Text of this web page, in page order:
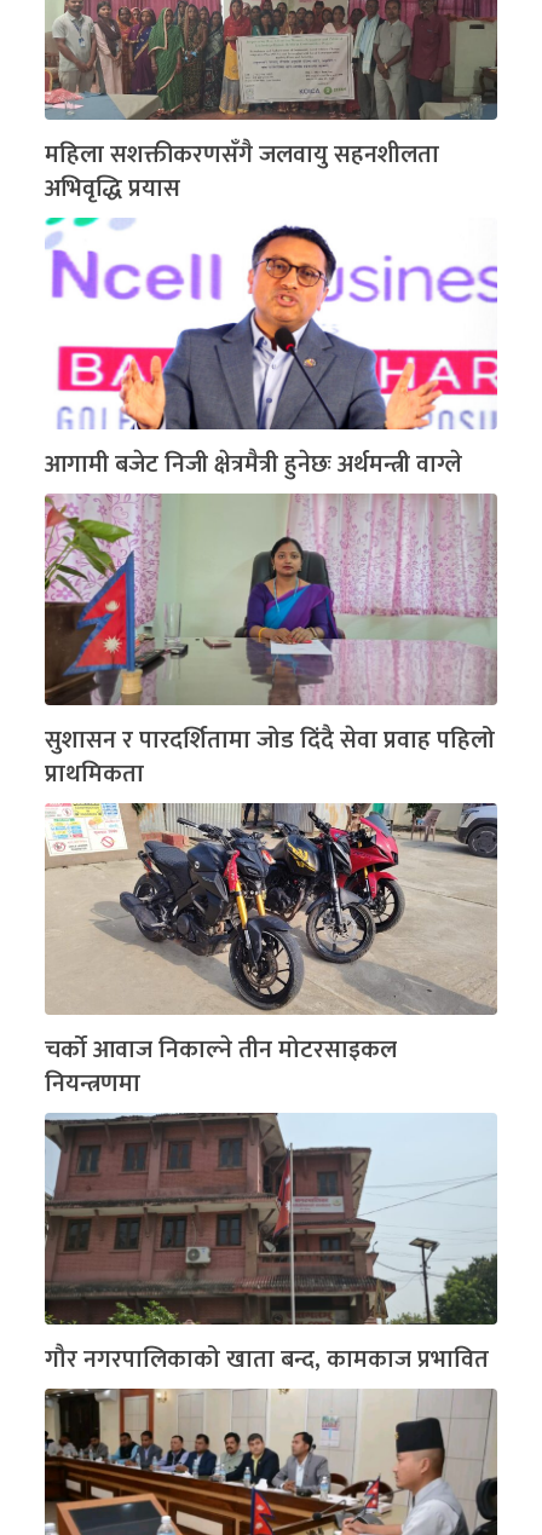
महिला सशक्तीकरणसँगै जलवायु सहनशीलता
अभिवृद्धि प्रयास
आगामी बजेट निजी क्षेत्रमैत्री हुनेछः अर्थमन्त्री वाग्ले
सुशासन र पारदर्शितामा जोड दिंदै सेवा प्रवाह पहिलो
प्राथमिकता
चर्को आवाज निकाल्ने तीन मोटरसाइकल
नियन्त्रणमा
गौर नगरपालिकाको खाता बन्द, कामकाज प्रभावित